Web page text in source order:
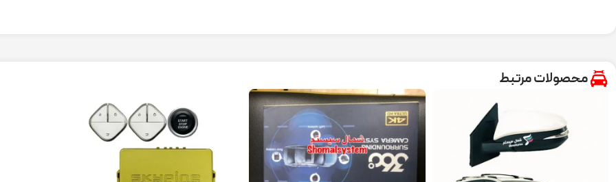
محصولات مرتبط